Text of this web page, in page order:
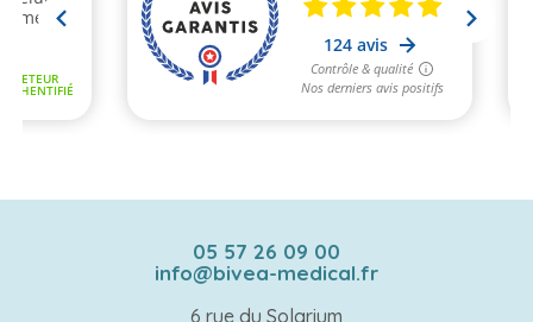
05 57 26 09 00
info@bivea-medical.fr
6 rue du Solarium